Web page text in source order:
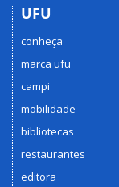
UFU
conheça
marca ufu
campi
mobilidade
bibliotecas
restaurantes
editora